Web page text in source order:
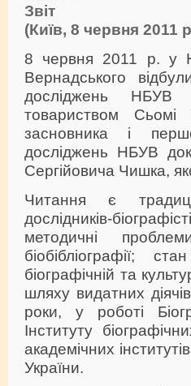
Звіт
(Київ, 8 червня 2011
8 червня 2011 р. у
Вернадського
досліджень НБУВ
товариством Сьомі
засновника і
досліджень НБУВ
Сергійовича Чишка,
Читання є
дослідників-
методичні
біобібліографії;
біографічній та
шляху видатних
роки, у роботі
Інституту
академічних
України.